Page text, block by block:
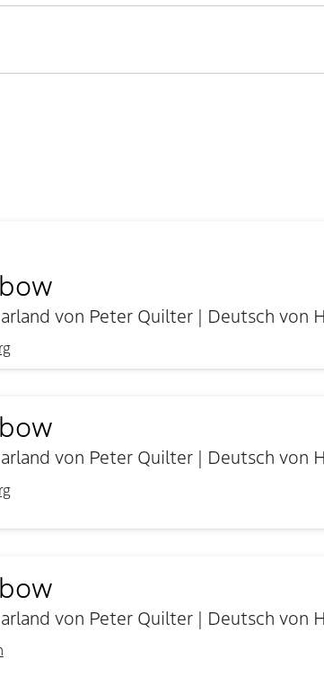
von Peter Quilter | Deutsch von
von Peter Quilter | Deutsch von
von Peter Quilter | Deutsch von